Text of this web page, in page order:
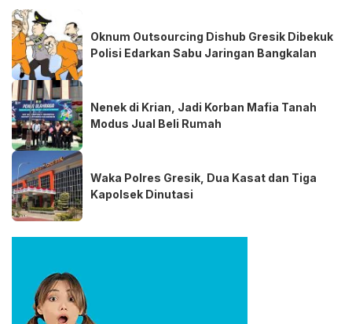
Oknum Outsourcing Dishub Gresik Dibekuk
Polisi Edarkan Sabu Jaringan Bangkalan
Nenek di Krian, Jadi Korban Mafia Tanah
Modus Jual Beli Rumah
Waka Polres Gresik, Dua Kasat dan Tiga
Kapolsek Dinutasi